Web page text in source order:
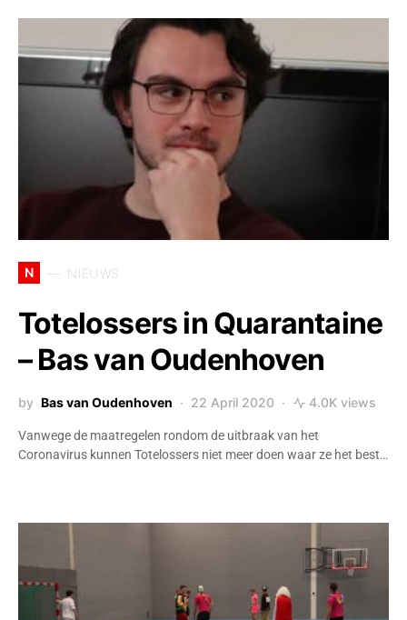
N NIEUWS
Totelossers in Quarantaine
– Bas van Oudenhoven
by Bas van Oudenhoven 22 April 2020 4.0K views
Vanwege de maatregelen rondom de uitbraak van het
Coronavirus kunnen Totelossers niet meer doen waar ze het best…